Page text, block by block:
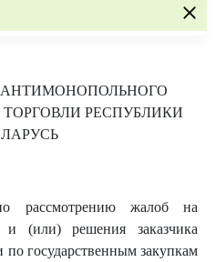
РЕСПУБЛИКИ
рассмотрению жалоб на
и (или) решения заказчика
по государственным закупкам